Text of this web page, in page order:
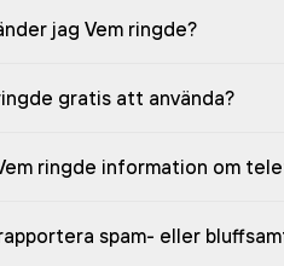
jag Vem ringde?
gratis att använda?
ringde information om
spam- eller